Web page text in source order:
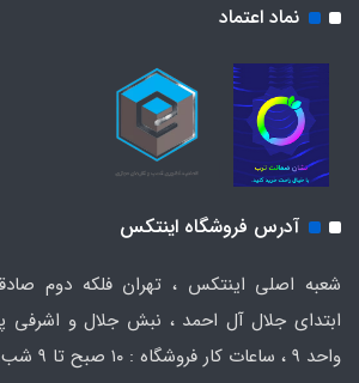
نماد اعتماد
آدرس فروشگاه اینتکس
شعبه اصلی اینتکس ، تهران فلکه دوم
واحد ۹ ، ساعات کار فروشگاه : ۱۰ صبح تا ۹ شب.